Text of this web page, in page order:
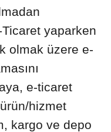
yaparken
olmak üzere e-
e-ticaret
hizmet
kargo ve depo